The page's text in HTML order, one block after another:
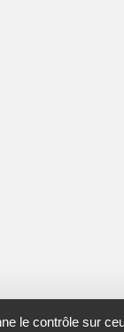
le contrôle sur